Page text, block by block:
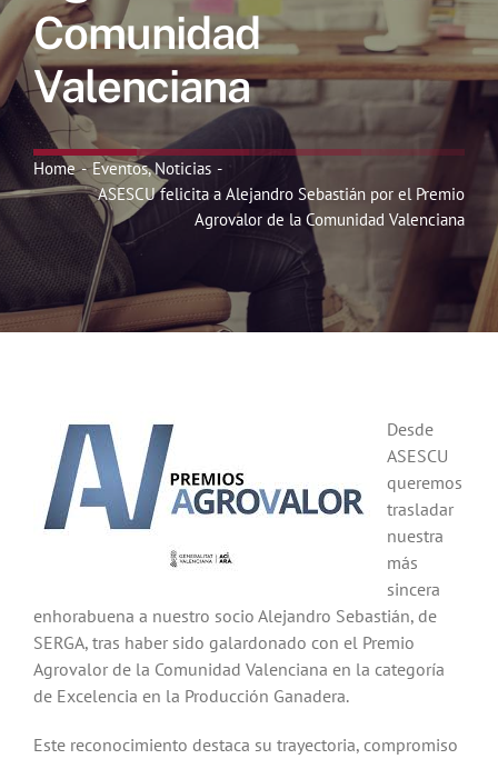
Symposiums
Noticias
Hazte Socio
Contactar
WooCommerce Cart
Comunidad
Valenciana
Home Eventos Noticias
ASESCU felicita a Alejandro Sebastián por el Premio
Agrovalor de la Comunidad Valenciana
Desde
ASESCU
queremos
trasladar
nuestra
más
sincera
enhorabuena a nuestro socio Alejandro Sebastián, de
SERGA, tras haber sido galardonado con el Premio
Agrovalor de la Comunidad Valenciana en la categoría
de Excelencia en la Producción Ganadera.
Este reconocimiento destaca su trayectoria, compromiso